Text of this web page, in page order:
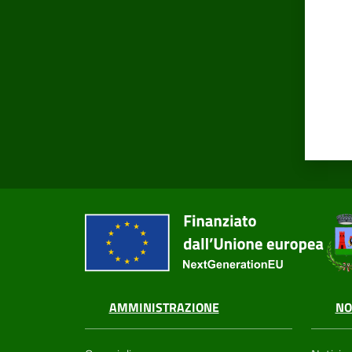
AMMINISTRAZIONE